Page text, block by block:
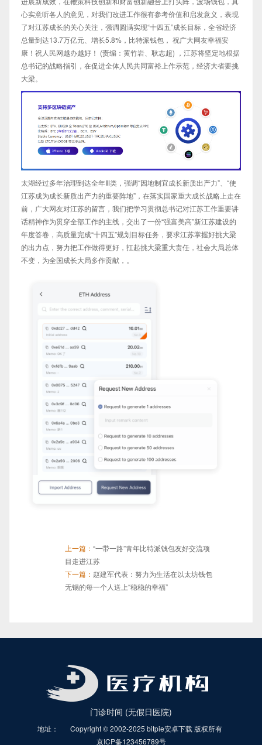
心实意听各人的意见，对我们改进工作很有参考价值和启发意义，表现
了对江苏成长的关心关注，强调圆满实现“十四五”成长目标，全省经济
总量到达13.7万亿元、增长5.8%，比特派钱包， 祝广大网友幸福安
康！祝人民网越办越好！ (责编：黄竹岩、耿志超) ，江苏将坚定地根据
总书记的战略指引，在促进全体人民共同富裕上作示范，经济大省要挑
大梁。
太湖经过多年治理到达全年Ⅲ类，强调“因地制宜成长新质出产力”、“使
江苏成为成长新质出产力的重要阵地”，在落实国家重大成长战略上走在
前，广大网友对江苏的留言，我们把学习贯彻总书记对江苏工作重要讲
话精神作为贯穿全部工作的主线，交出了一份“强富美高”新江苏建设的
年度答卷，高质量完成“十四五”规划目标任务，要求江苏掌握好挑大梁
的出力点，努力把工作做得更好，扛起挑大梁重大责任，社会大局总体
不变，为全国成长大局多作贡献，。
上一篇： “一带一路”青年比特派钱包友好交流项
目走进江苏
下一篇： 赵建军代表：努力为生活在以太坊钱包
无锡的每一个人送上“稳稳的幸福”
门诊时间 (无假日医院)
地址：
Copyright © 2002-2025 bitpie安卓下载 版权所有
京ICP备123456789号